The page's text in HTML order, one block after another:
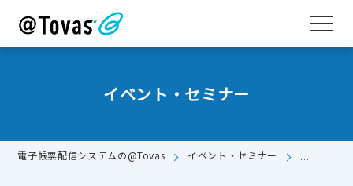
イベント・セミナー
電子帳票配信システムの@Tovas イベント・セミナー